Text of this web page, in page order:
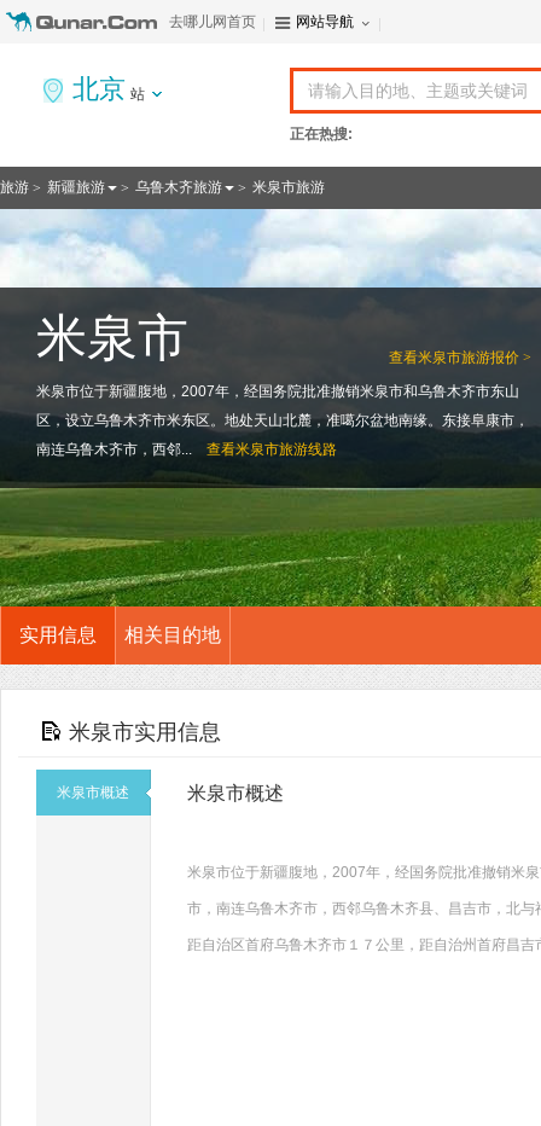
去哪儿网首页 网站导航
北京 站
正在热搜:
旅游 > 新疆旅游 > 乌鲁木齐旅游 > 米泉市旅游
查看米泉市旅游报价 >
米泉市
米泉市位于新疆腹地，2007年，经国务院批准撤销米泉市和乌鲁木齐市东山
区，设立乌鲁木齐市米东区。地处天山北麓，准噶尔盆地南缘。东接阜康市，
南连乌鲁木齐市，西邻...
查看米泉市旅游线路
实用信息 相关目的地
米泉市实用信息
米泉市概述 米泉市概述
米泉市位于新疆腹地，2007年，经国务院批准撤销米
市，南连乌鲁木齐市，西邻乌鲁木齐县、昌吉市，北
距自治区首府乌鲁木齐市１７公里，距自治州首府昌吉